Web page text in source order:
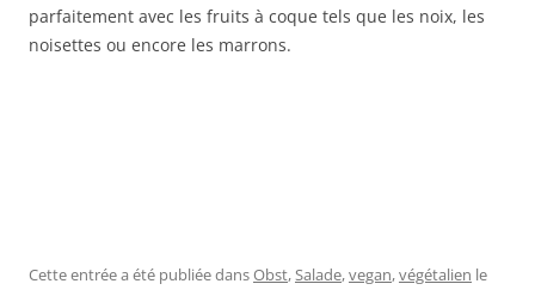
parfaitement avec les fruits à coque tels que les noix, les
noisettes ou encore les marrons.
Cette entrée a été publiée dansObst,Salade,vegan,végétalien le